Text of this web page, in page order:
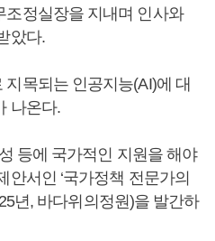
조정실장을 지내며 인사와
았다.
목되는 인공지능(AI)에 대
나온다.
등에 국가적인 지원을 해야
서인 ‘국가정책 전문가의
년, 바다위의정원)을 발간하